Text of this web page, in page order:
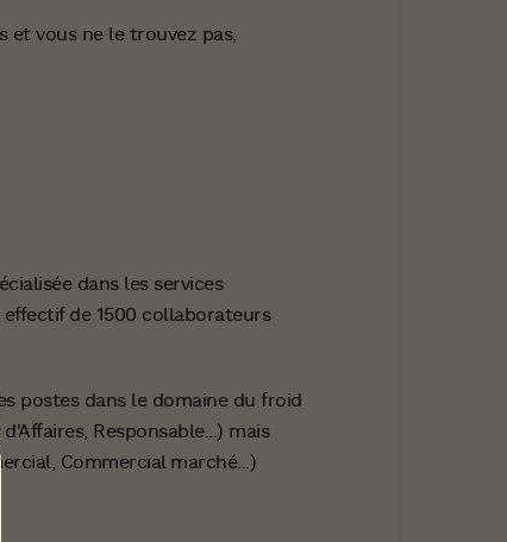
et vous ne le trouvez pas,
dans les services
de 1500 collaborateurs
postes dans le domaine du froid
Responsable...) mais
Commercial marché...)